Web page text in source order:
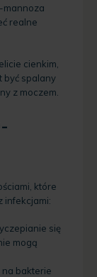
mannoza
realne
cienkim,
być spalany
z moczem.
które
infekcjami:
się
mogą
na bakterie